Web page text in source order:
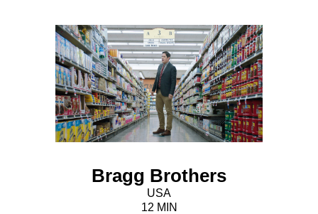
Bragg Brothers
USA
12 MIN